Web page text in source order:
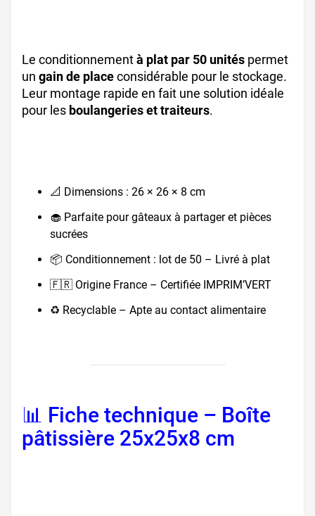
Le conditionnementà plat par 50 unités permet
un gain de placeconsidérable pour le stockage.
Leur montage rapide en fait une solution idéale
pour les boulangeries et traiteurs.
📐 Dimensions : 26 × 26 × 8 cm
🧁 Parfaite pour gâteaux à partager et pièces
sucrées
📦 Conditionnement : lot de 50 – Livré à plat
🇫🇷 Origine France – Certifiée IMPRIM’VERT
♻️ Recyclable – Apte au contact alimentaire
📊 Fiche technique – Boîte
pâtissière 25x25x8 cm